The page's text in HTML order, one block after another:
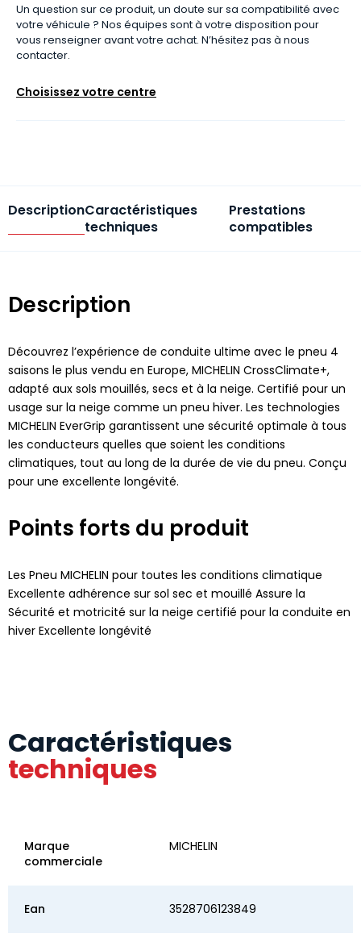
Un question sur ce produit, un doute sur sa compatibilité avec
votre véhicule ? Nos équipes sont à votre disposition pour
vous renseigner avant votre achat. N’hésitez pas à nous
contacter.
Choisissez votre centre
DescriptionCaractéristiques
techniques
Prestations
compatibles
Description
Découvrez l’expérience de conduite ultime avec le pneu 4
saisons le plus vendu en Europe, MICHELIN CrossClimate+,
adapté aux sols mouillés, secs et à la neige. Certifié pour un
usage sur la neige comme un pneu hiver. Les technologies
MICHELIN EverGrip garantissent une sécurité optimale à tous
les conducteurs quelles que soient les conditions
climatiques, tout au long de la durée de vie du pneu. Conçu
pour une excellente longévité.
Points forts du produit
Les Pneu MICHELIN pour toutes les conditions climatique
Excellente adhérence sur sol sec et mouillé Assure la
Sécurité et motricité sur la neige certifié pour la conduite en
hiver Excellente longévité
Caractéristiques
techniques
Marque
commerciale
MICHELIN
Ean 3528706123849